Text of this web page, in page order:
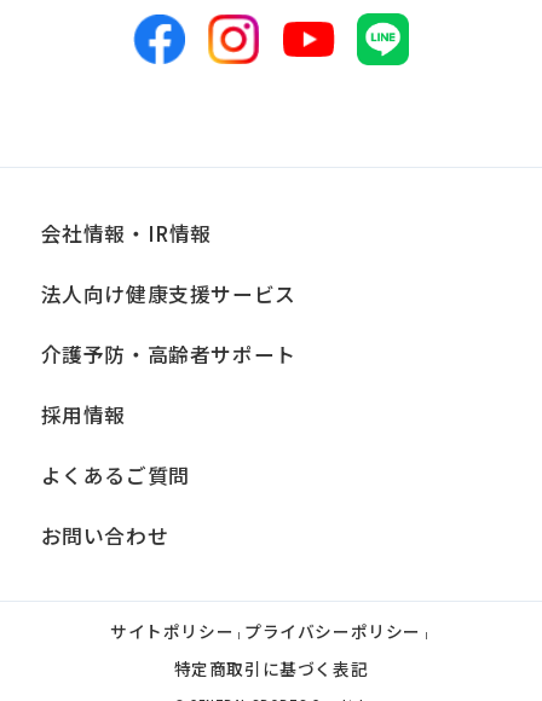
会社情報・IR情報
法人向け健康支援サービス
介護予防・高齢者サポート
採用情報
よくあるご質問
お問い合わせ
サイトポリシー | プライバシーポリシー |
特定商取引に基づく表記